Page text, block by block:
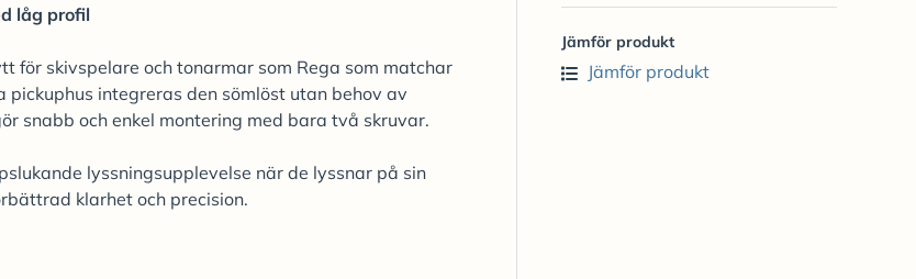
låg profil
för skivspelare och tonarmar som Rega som matchar
integreras den sömlöst utan behov av
snabb och enkel montering med bara två skruvar.
lyssningsupplevelse när de lyssnar på sin
klarhet och precision.
Jämför produkt
Jämför produkt